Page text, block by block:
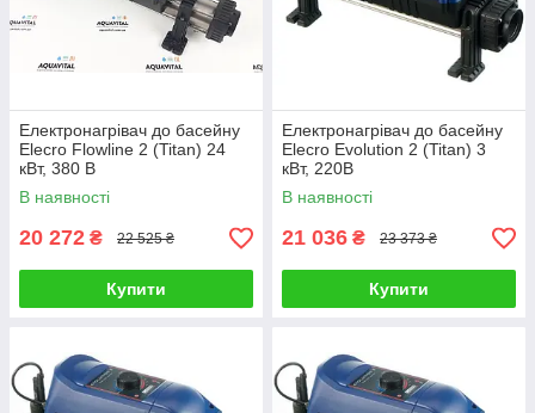
Електронагрівач до басейну
Elecro Flowline 2 (Titan) 24
кВт, 380 В
В наявності
20 272 ₴ 22 525 ₴
Купити
Електронагрівач до басейну
Elecro Evolution 2 (Titan) 3
кВт, 220В
В наявності
21 036 ₴ 23 373 ₴
Купити